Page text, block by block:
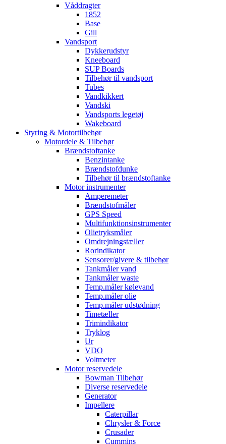
Våddragter
1852
Base
Gill
Vandsport
Dykkerudstyr
Kneeboard
SUP Boards
Tilbehør til vandsport
Tubes
Vandkikkert
Vandski
Vandsports legetøj
Wakeboard
Styring & Motortilbehør
Motordele & Tilbehør
Brændstoftanke
Benzintanke
Brændstofdunke
Tilbehør til brændstoftanke
Motor instrumenter
Amperemeter
Brændstofmåler
GPS Speed
Multifunktionsinstrumenter
Olietryksmåler
Omdrejningstæller
Rorindikator
Sensorer/givere & tilbehør
Tankmåler vand
Tankmåler waste
Temp.måler kølevand
Temp.måler olie
Temp.måler udstødning
Timetæller
Trimindikator
Tryklog
Ur
VDO
Voltmeter
Motor reservedele
Bowman Tilbehør
Diverse reservedele
Generator
Impellere
Caterpillar
Chrysler & Force
Crusader
Cummins